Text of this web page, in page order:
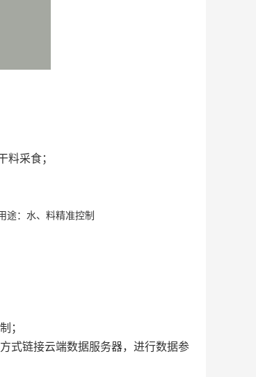
料采食；
途：水、料精准控制
；
式链接云端数据服务器，进行数据参